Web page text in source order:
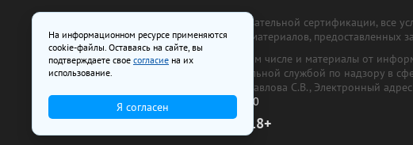
Все рекламные товары подлежат обязательной сертификации, все
изготовлена и размещена на основе материалов,
На сайте www.irk.ru размещаются в том числе и материалы от
от 29 октября 2018 г., выдан Федеральной службой по надзору в
ООО «Ирк.ру». Главный редактор — Павлова С.В., Электронный
Телефон редакции:
+7 (3952) 48-88-50
18+
На информационном ресурсе применяются
cookie-файлы. Оставаясь на сайте, вы
подтверждаете свое согласие на их
использование.
Я согласен